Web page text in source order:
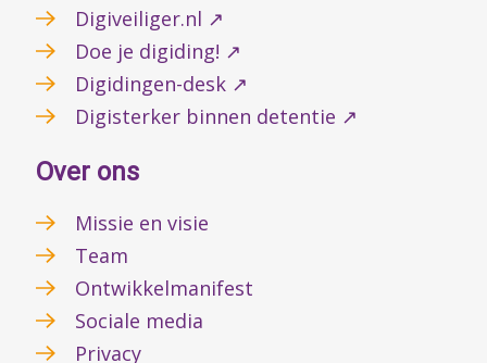
Digiveiliger.nl ↗
Doe je digiding! ↗
Digidingen-desk ↗
Digisterker binnen detentie ↗
Over ons
Missie en visie
Team
Ontwikkelmanifest
Sociale media
Privacy